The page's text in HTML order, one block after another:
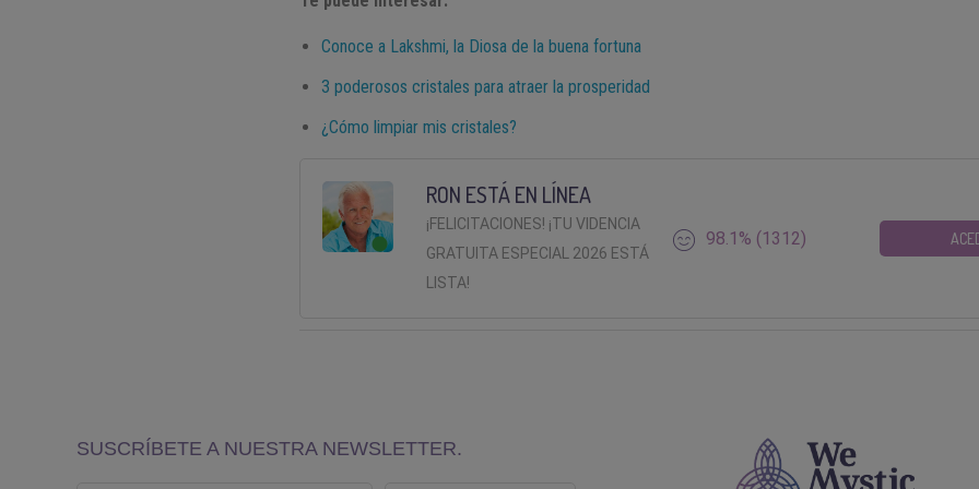
Conoce a Lakshmi, la Diosa de la buena fortuna
3 poderosos cristales para atraer la prosperidad
¿Cómo limpiar mis cristales?
RON ESTÁ EN LÍNEA
¡FELICITACIONES! ¡TU VIDENCIA
GRATUITA ESPECIAL 2026 ESTÁ
LISTA!
98.1% (1312)